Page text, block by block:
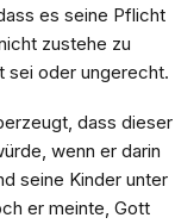
es seine Pflicht
zustehe zu
sei oder ungerecht.
dass dieser
wenn er darin
seine Kinder unter
er meinte, Gott